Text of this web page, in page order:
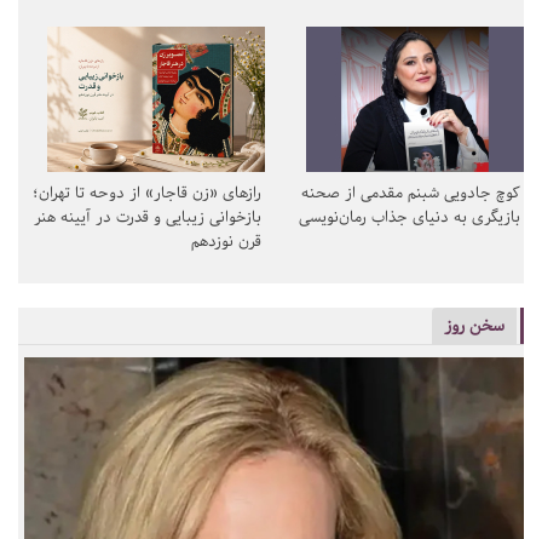
کوچ جادویی شبنم مقدمی از صحنه
بازیگری به دنیای جذاب رمان‌نویسی
رازهای «زن قاجار» از دوحه تا تهران؛
بازخوانی زیبایی و قدرت در آیینه هنر
قرن نوزدهم
سخن روز